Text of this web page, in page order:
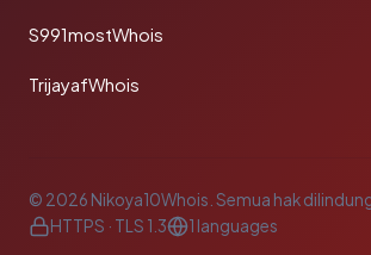
S991mostWhois
TrijayafWhois
© 2026 Nikoya10Whois. Semua hak
HTTPS · TLS 1.3
1 languages